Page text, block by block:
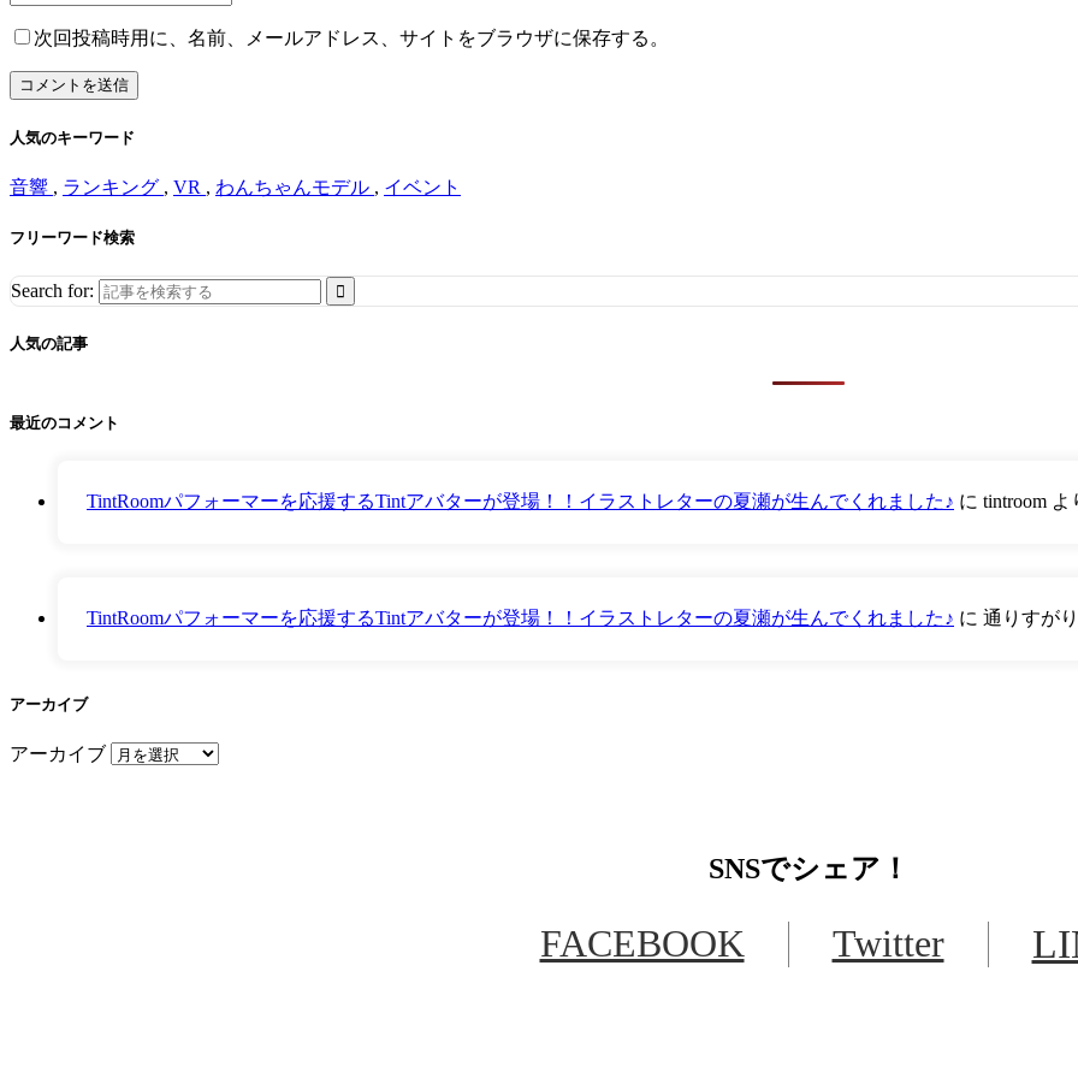
次回投稿時用に、名前、メールアドレス、サイトをブラウザに保存する。
人気のキーワード
音響 , ランキング , VR , わんちゃんモデル , イベント
フリーワード検索
Search for:
人気の記事
最近のコメント
TintRoomパフォーマーを応援するTintアバターが登場！！イラストレターの夏瀬が生んでくれました♪ に tintroom よ
TintRoomパフォーマーを応援するTintアバターが登場！！イラストレターの夏瀬が生んでくれました♪ に 通りすがり
アーカイブ
アーカイブ
SNSでシェア！
FACEBOOK Twitter